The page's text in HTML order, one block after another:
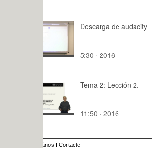
Descarga de audacity
5:30 · 2016
Tema 2: Lección 2.
11:50 · 2016